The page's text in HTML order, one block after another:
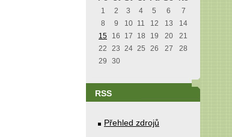
1 2 3 4 5 6
7
8
9 10 11 12 13
14
15
16 17 18 19 20
21
22
23 24 25 26 27
28
29
30
RSS
Přehled zdrojů